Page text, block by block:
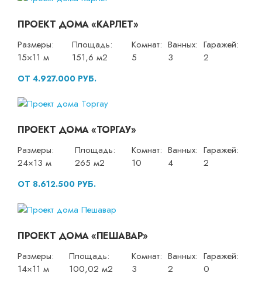
ПРОЕКТ ДОМА «КАРЛЕТ»
Размеры:
15×11 м
Площадь:
151,6 м2
Комнат:
5
Ванных:
3
Гаражей:
2
ОТ 4.927.000 РУБ.
ПРОЕКТ ДОМА «ТОРГАУ»
Размеры:
24×13 м
Площадь:
265 м2
Комнат:
10
Ванных:
4
Гаражей:
2
ОТ 8.612.500 РУБ.
ПРОЕКТ ДОМА «ПЕШАВАР»
Размеры:
14×11 м
Площадь:
100,02 м2
Комнат:
3
Ванных:
2
Гаражей:
0